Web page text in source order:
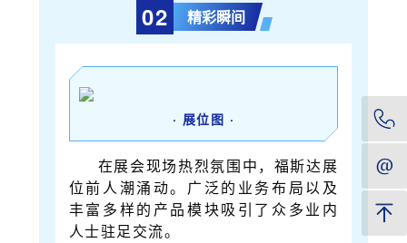
02 精彩瞬间
· 展位图 ·
在展会现场热烈氛围中，福斯达展
位前人潮涌动。广泛的业务布局以及
丰富多样的产品模块吸引了众多业内
人士驻足交流。